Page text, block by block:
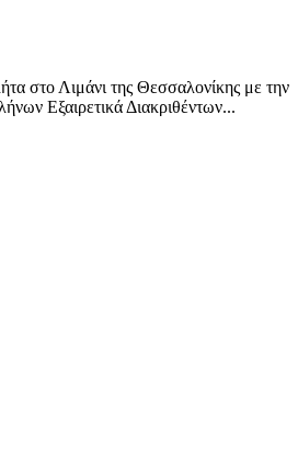
στο Λιμάνι της Θεσσαλονίκης με την
Εξαιρετικά Διακριθέντων...